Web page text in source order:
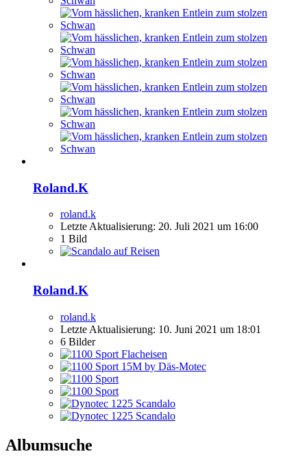
Roland.K
roland.k
Letzte Aktualisierung: 20. Juli 2021 um 16:00
1 Bild
Roland.K
roland.k
Letzte Aktualisierung: 10. Juni 2021 um 18:01
6 Bilder
Albumsuche